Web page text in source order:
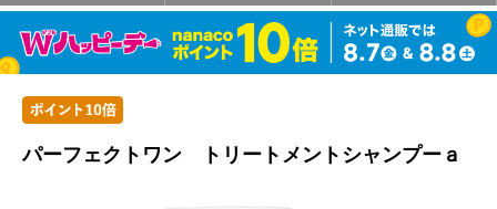
パーフェクトワン トリートメントシャンプーａ